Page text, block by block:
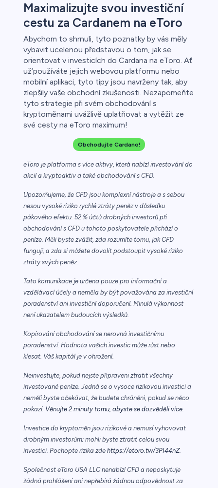
Maximalizujte svou investiční
cestu za Cardanem na eToro
Abychom to shrnuli, tyto poznatky by vás měly
vybavit ucelenou představou o tom, jak se
orientovat v investicích do Cardana na eToro. Ať
už’používáte jejich webovou platformu nebo
mobilní aplikaci, tyto tipy jsou navrženy tak, aby
zlepšily vaše obchodní zkušenosti. Nezapomeňte
tyto strategie při svém obchodování s
kryptoměnami uvážlivě uplatňovat a vytěžit ze
své cesty na eToro maximum!
Obchodujte Cardano!
eToro je platforma s více aktivy, která nabízí investování do
akcií a kryptoaktiv a také obchodování s CFD.
Upozorňujeme, že CFD jsou komplexní nástroje a s sebou
nesou vysoké riziko rychlé ztráty peněz v důsledku
pákového efektu. 52 % účtů drobných investorů při
obchodování s CFD u tohoto poskytovatele přichází o
peníze. Měli byste zvážit, zda rozumíte tomu, jak CFD
fungují, a zda si můžete dovolit podstoupit vysoké riziko
ztráty svých peněz.
Tato komunikace je určena pouze pro informační a
vzdělávací účely a neměla by být považována za investiční
poradenství ani investiční doporučení. Minulá výkonnost
není ukazatelem budoucích výsledků.
Kopírování obchodování se nerovná investičnímu
poradenství. Hodnota vašich investic může růst nebo
klesat. Váš kapitál je v ohrožení.
Neinvestujte, pokud nejste připraveni ztratit všechny
investované peníze. Jedná se o vysoce rizikovou investici a
neměli byste očekávat, že budete chráněni, pokud se něco
pokazí. Věnujte 2 minuty tomu, abyste se dozvěděli více.
Investice do kryptoměn jsou rizikové a nemusí vyhovovat
drobným investorům; mohli byste ztratit celou svou
investici. Pochopte rizika zde https://etoro.tw/3PI44nZ.
Společnost eToro USA LLC nenabízí CFD a neposkytuje
žádná prohlášení ani nepřebírá žádnou odpovědnost za